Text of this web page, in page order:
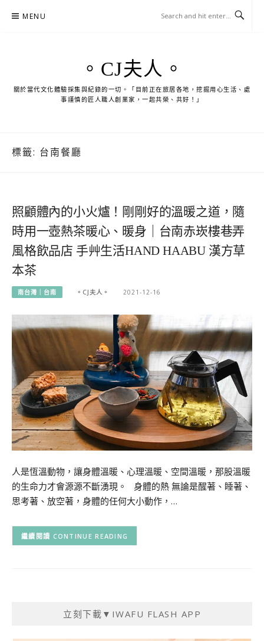
MENU
。CJ夫人。
關於當代文化體驗採集與紀錄的一切。「目前正在旅居各地，挖掘用心生活、處
事謹慎的匠人職人創業家，一起共榮、共好！」
標籤: 台南餐廳
照顧體內的小火爐！剛剛好的溫暖之道，隨
時用一壺熱茶暖心、暖身｜台南赤崁樓巷弄
風格飲品店 手艸生活HAND HAABU 漢方草
本茶
南台灣｜台南 。CJ夫人。 2021-12-16
人是恆溫動物，讓身體溫暖、心理溫暖、空間溫暖，那股溫暖
的生命力才會源源不斷湧現。 身體的熱 無論是醒著、睡著、
思考著、放空著，身體的任何大小動作，…
CONTINUE READING
立刻下載▼IWAFU FLASH APP